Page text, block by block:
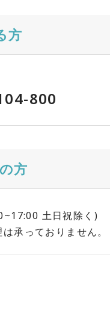
方
800
方
土日祝除く)
承っておりません。